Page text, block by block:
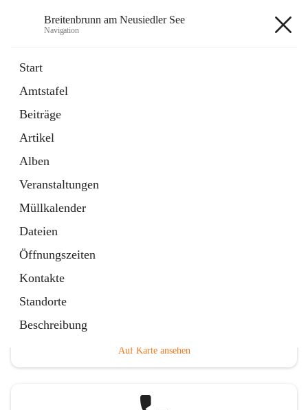
Breitenbrunn am Neusiedler See
Navigation
Start
Amtstafel
Beiträge
Artikel
Alben
Veranstaltungen
Müllkalender
Dateien
Öffnungszeiten
Kontakte
Standorte
Beschreibung
18 Schnellzugriffe
Gemeindeservice
Auf Karte ansehen